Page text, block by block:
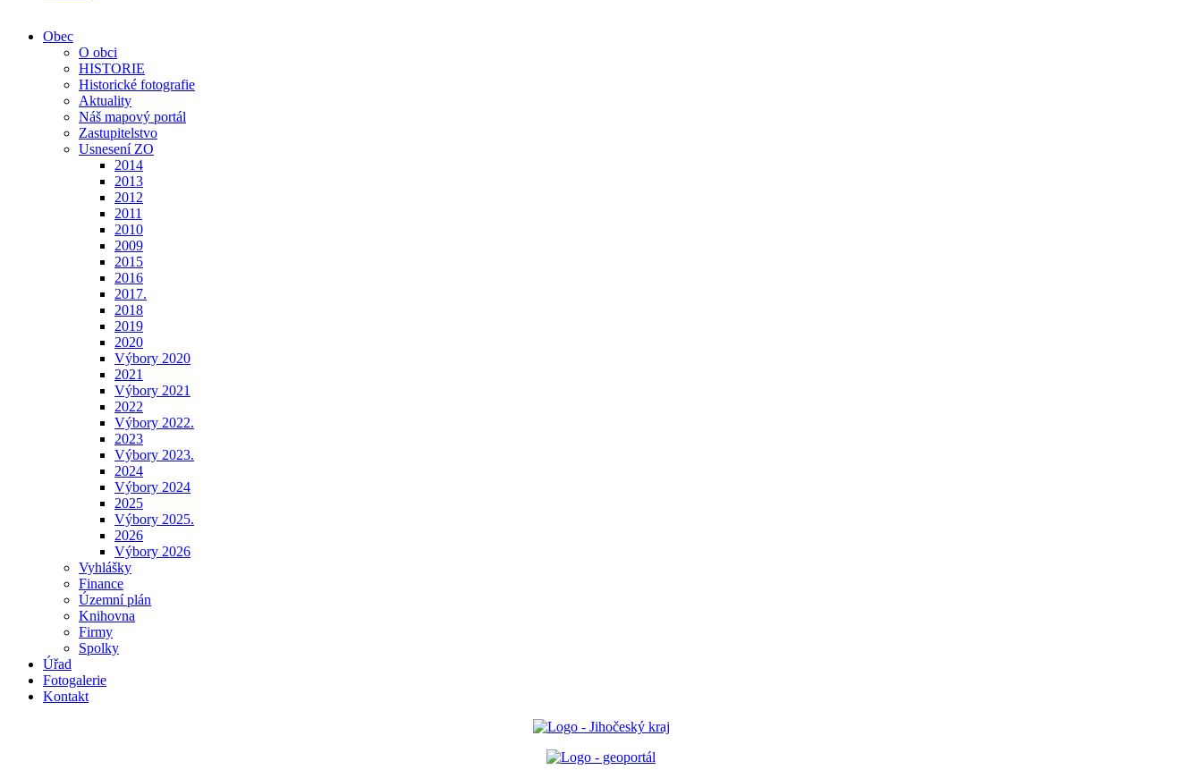
Obec
O obci
HISTORIE
Historické fotografie
Aktuality
Náš mapový portál
Zastupitelstvo
Usnesení ZO
2014
2013
2012
2011
2010
2009
2015
2016
2017.
2018
2019
2020
Výbory 2020
2021
Výbory 2021
2022
Výbory 2022.
2023
Výbory 2023.
2024
Výbory 2024
2025
Výbory 2025.
2026
Výbory 2026
Vyhlášky
Finance
Územní plán
Knihovna
Firmy
Spolky
Úřad
Fotogalerie
Kontakt